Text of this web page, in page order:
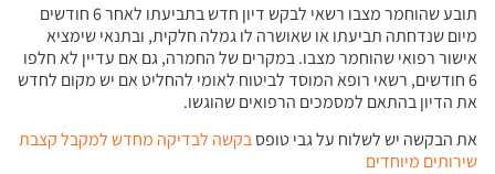
תובע שהוחמר מצבו רשאי לבקש דיון חדש בתביעתו לאחר 6 חודשים
מיום שנדחתה תביעתו או שאושרה לו גמלה חלקית, ובתנאי שימציא
אישור רפואי שהוחמר מצבו. במקרים של החמרה, גם אם עדיין לא חלפו
6 חודשים, רשאי רופא המוסד לביטוח לאומי להחליט אם יש מקום לחדש
את הדיון בהתאם למסמכים הרפואים שהוגשו.
את הבקשה יש לשלוח על גבי טופסבקשה לבדיקה מחדש למקבל קצבת
שירותים מיוחדים